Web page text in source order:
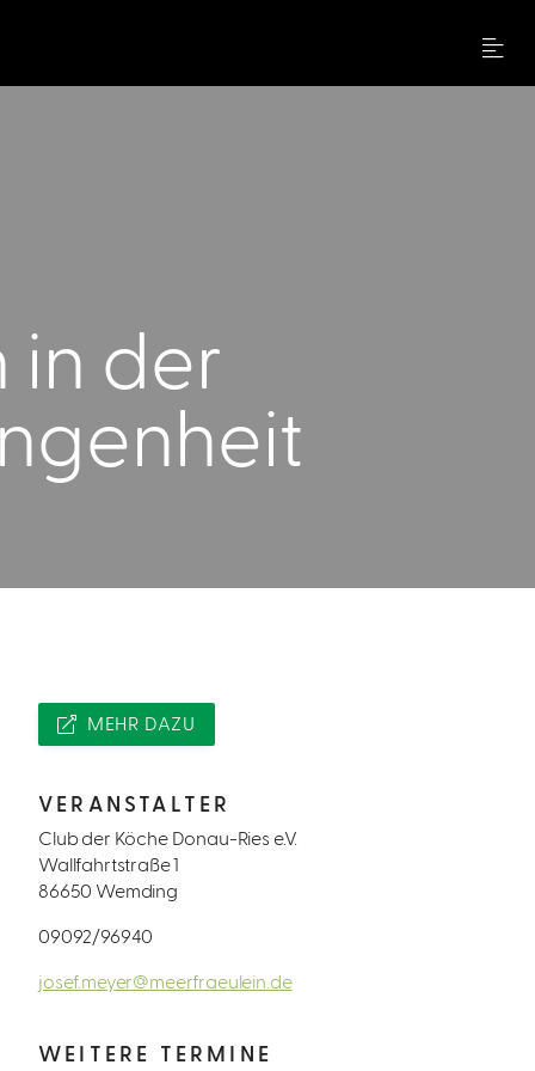
Menu
in der
MEHR DAZU
VERANSTALTER
Club der Köche Donau-Ries e.V.
Wallfahrtstraße 1
86650 Wemding
09092/96940
josef.meyer@meerfraeulein.de
WEITERE TERMINE